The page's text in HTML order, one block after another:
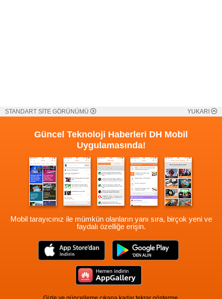
STANDART SİTE GÖRÜNÜMÜ YUKARI
Güncel Teknoloji Haberleri DH Mobil
Uygulamasında!
Mobil tarayıcınız ile mümkün olanların yanı sıra, birçok yeni ve
faydalı özelliğe erişin.